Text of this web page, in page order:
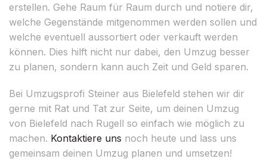
erstellen. Gehe Raum für Raum durch und notiere dir,
welche Gegenstände mitgenommen werden sollen und
welche eventuell aussortiert oder verkauft werden
können. Dies hilft nicht nur dabei, den Umzug besser
zu planen, sondern kann auch Zeit und Geld sparen.
Bei Umzugsprofi Steiner aus Bielefeld stehen wir dir
gerne mit Rat und Tat zur Seite, um deinen Umzug
von Bielefeld nach Rugell so einfach wie möglich zu
machen. Kontaktiere uns noch heute und lass uns
gemeinsam deinen Umzug planen und umsetzen!